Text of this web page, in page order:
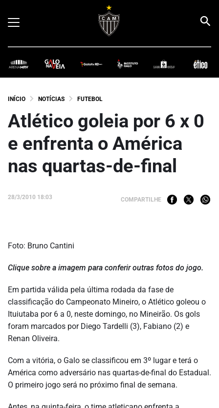
INÍCIO NOTÍCIAS FUTEBOL
Atlético goleia por 6 x 0
e enfrenta o América
nas quartas-de-final
28/3/2010 18:03 COMPARTILHE
Foto: Bruno Cantini
Clique sobre a imagem para conferir outras fotos do jogo.
Em partida válida pela última rodada da fase de
classificação do Campeonato Mineiro, o Atlético goleou o
Ituiutaba por 6 a 0, neste domingo, no Mineirão. Os gols
foram marcados por Diego Tardelli (3), Fabiano (2) e
Renan Oliveira.
Com a vitória, o Galo se classificou em 3º lugar e terá o
América como adversário nas quartas-de-final do Estadual.
O primeiro jogo será no próximo final de semana.